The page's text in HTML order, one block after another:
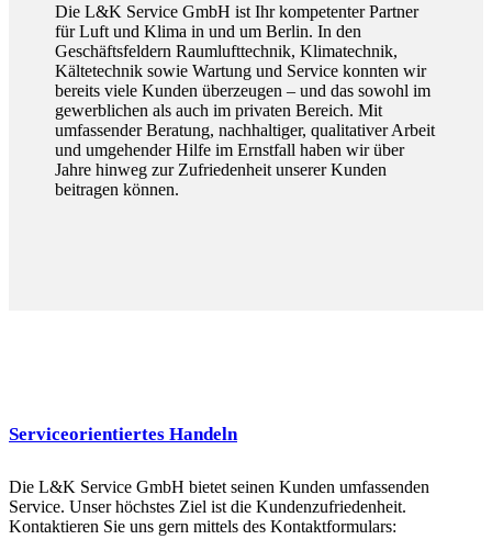
Die L&K Service GmbH ist Ihr kompetenter Partner
für Luft und Klima in und um Berlin. In den
Geschäftsfeldern Raumlufttechnik, Klimatechnik,
Kältetechnik sowie Wartung und Service konnten wir
bereits viele Kunden überzeugen – und das sowohl im
gewerblichen als auch im privaten Bereich. Mit
umfassender Beratung, nachhaltiger, qualitativer Arbeit
und umgehender Hilfe im Ernstfall haben wir über
Jahre hinweg zur Zufriedenheit unserer Kunden
beitragen können.
Serviceorientiertes Handeln
Die L&K Service GmbH bietet seinen Kunden umfassenden
Service. Unser höchstes Ziel ist die Kundenzufriedenheit.
Kontaktieren Sie uns gern mittels des Kontaktformulars: